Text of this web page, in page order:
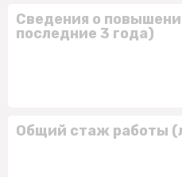
Сведения о
последние 3 года)
Общий стаж работы